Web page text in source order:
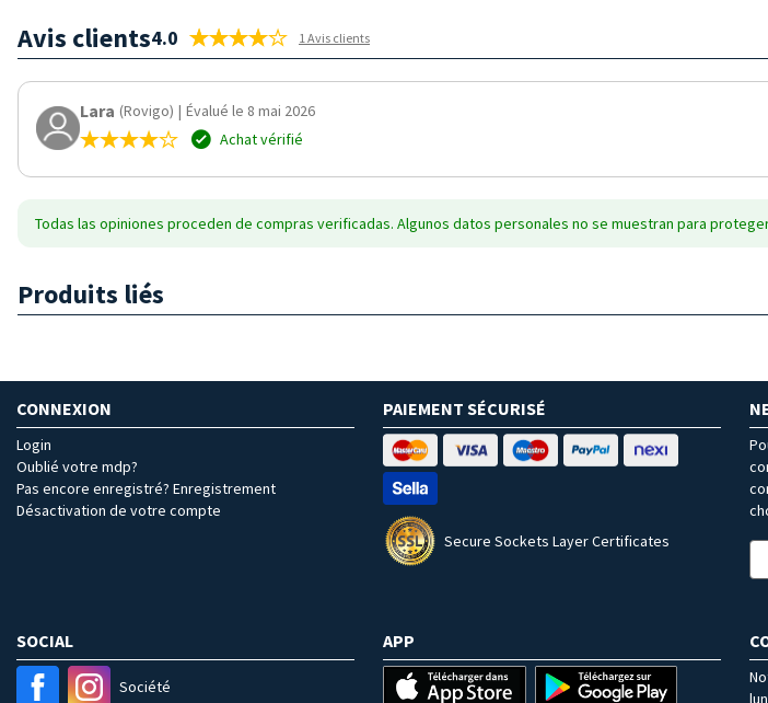
Avis clients4.0 1 Avis clients
Lara (Rovigo) | Évalué le 8 mai 2026
Achat vérifié
Todas las opiniones proceden de compras verificadas. Algunos datos personales no se muestran para
Produits liés
CONNEXION
Login
Oublié votre mdp?
Pas encore enregistré? Enregistrement
Désactivation de votre compte
PAIEMENT SÉCURISÉ
Secure Sockets Layer Certificates
SOCIAL
Société
APP